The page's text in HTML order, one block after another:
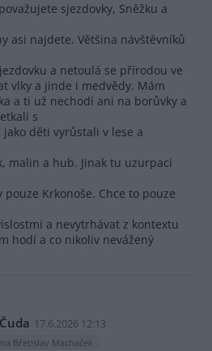
sjezdovky, Sněžku a
asi najdete. Většina návštěvníků
a netoulá se přírodou ve
vlky a jinde i medvědy. Mám
a ti už nechodí ani na borůvky a
s
děti vyrůstali v lese a
malin a hub. Jinak tu uzurpaci
pouze Krkonoše. Chce to pouze
a nevytrhávat z kontextu
hodí a co nikoliv nevážený
17.6.2026 12:13
Břetislav Machaček